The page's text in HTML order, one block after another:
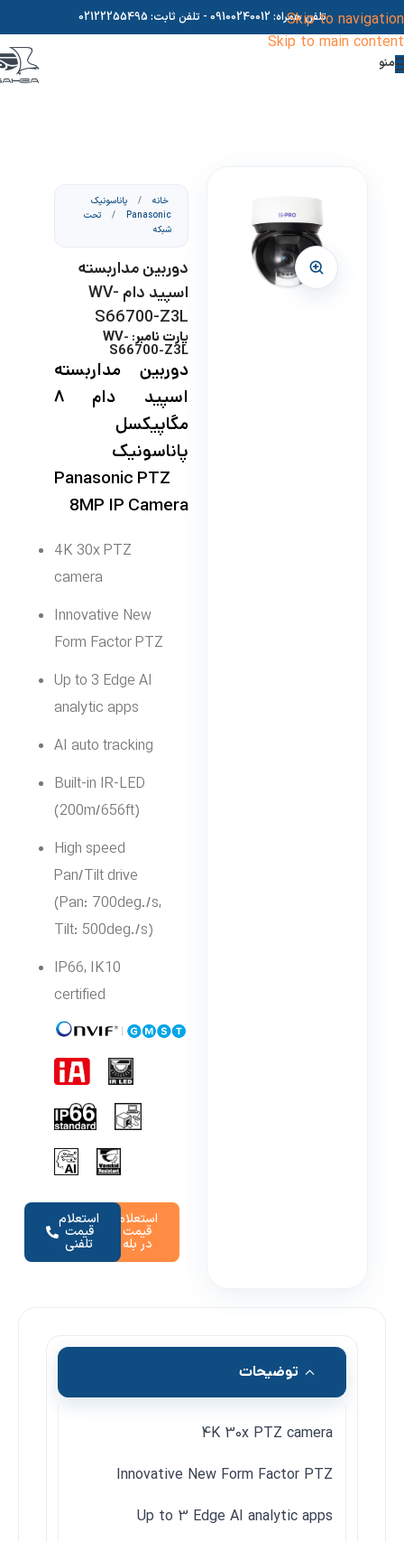
Skip to navigation
Skip to main content
تلفن همراه: 09100240012 - تلفن ثابت: 02122255495
منو
خانه /
پاناسونیک
Panasonic
/
تحت
شبکه
دوربین مداربسته
اسپید دام WV-
S66700-Z3L
پارت نامبر: WV-
S66700-Z3L
دوربین مداربسته
اسپید دام ۸
مگاپیکسل
پاناسونیک
Panasonic PTZ
8MP IP Camera
4K 30x PTZ
camera
Innovative New
Form Factor PTZ
Up to 3 Edge AI
analytic apps
AI auto tracking
Built-in IR-LED
(200m/656ft)
High speed
Pan/Tilt drive
(Pan: 700deg./s,
Tilt: 500deg./s)
IP66, IK10
certified
استعلام
قیمت
در بله
استعلام
قیمت
تلفنی
توضیحات
4K 30x PTZ camera
Innovative New Form Factor PTZ
Up to 3 Edge AI analytic apps